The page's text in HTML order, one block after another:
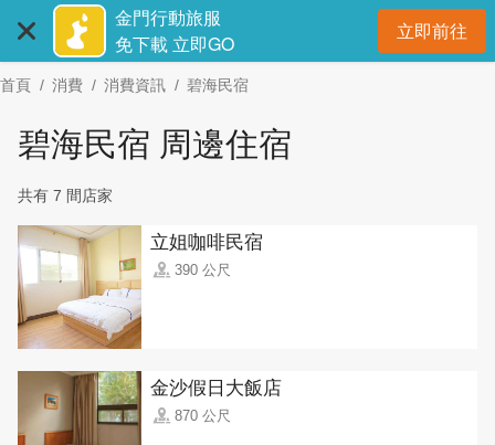
主
要
金門行動旅服
免下載 立即GO
立即前往開
首頁 消費 消費資訊 碧海民宿
碧海民宿 周邊住宿
共有 7 間店家
立姐咖啡民宿
390 公尺
金沙假日大飯店
870 公尺